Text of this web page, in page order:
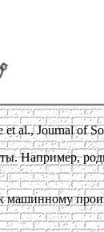
al., Journal of
Например,
к машинному